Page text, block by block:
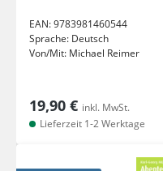
EAN:9783981460544
Sprache: Deutsch
Von/Mit: Michael Reimer
19,90 € inkl. MwSt.
Lieferzeit 1-2 Werktage